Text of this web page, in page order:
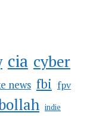
cia cyber
news fbi fpv
indie